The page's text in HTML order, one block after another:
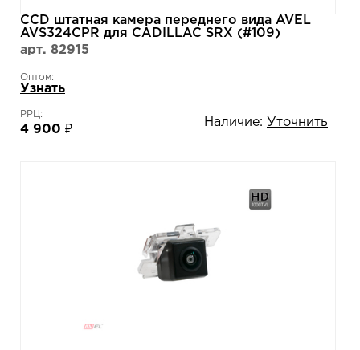
CCD штатная камера переднего вида AVEL
AVS324CPR для CADILLAC SRX (#109)
арт. 82915
Оптом:
Узнать
РРЦ:
4 900 ₽
Наличие: Уточнить